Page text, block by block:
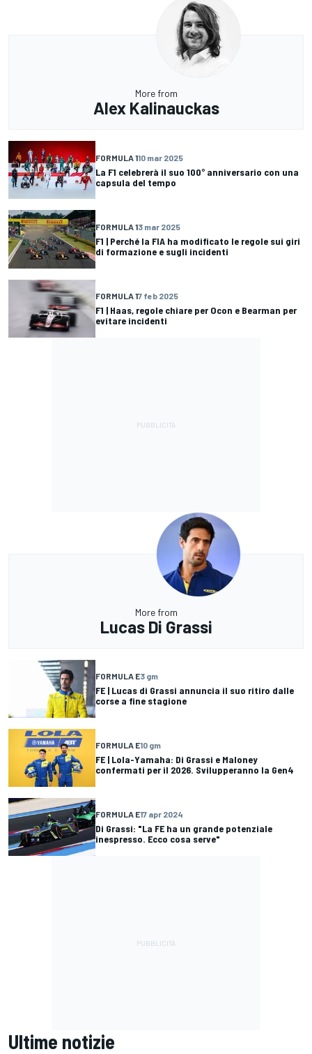
More from
Alex Kalinauckas
FORMULA 110 mar 2025
La F1 celebrerà il suo 100° anniversario con una
capsula del tempo
FORMULA 13 mar 2025
F1 | Perché la FIA ha modificato le regole sui giri
di formazione e sugli incidenti
FORMULA 17 feb 2025
F1 | Haas, regole chiare per Ocon e Bearman per
evitare incidenti
More from
Lucas Di Grassi
FORMULA E3 gm
FE | Lucas di Grassi annuncia il suo ritiro dalle
corse a fine stagione
FORMULA E10 gm
FE | Lola-Yamaha: Di Grassi e Maloney
confermati per il 2026. Svilupperanno la Gen4
FORMULA E17 apr 2024
Di Grassi: "La FE ha un grande potenziale
inespresso. Ecco cosa serve"
Ultime notizie